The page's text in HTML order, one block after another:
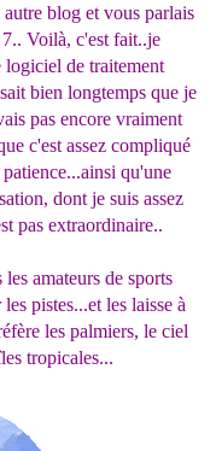
blog et vous parlais
Voilà, c'est fait..je
logiciel de traitement
bien longtemps que je
pas encore vraiment
c'est assez compliqué
qu'une
dont je suis assez
pas extraordinaire..
amateurs de sports
pistes...et les laisse à
les palmiers, le ciel
tropicales...